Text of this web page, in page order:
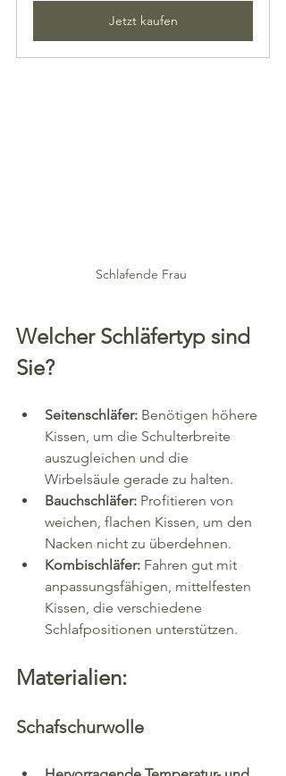
Jetzt kaufen
Schlafende Frau
Welcher Schläfertyp sind
Sie?
Seitenschläfer: Benötigen höhere
Kissen, um die Schulterbreite
auszugleichen und die
Wirbelsäule gerade zu halten.
Bauchschläfer: Profitieren von
weichen, flachen Kissen, um den
Nacken nicht zu überdehnen.
Kombischläfer: Fahren gut mit
anpassungsfähigen, mittelfesten
Kissen, die verschiedene
Schlafpositionen unterstützen.
Materialien:
Schafschurwolle